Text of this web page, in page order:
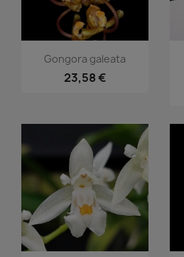
Vorschau
Gongora galeata
23,58 €